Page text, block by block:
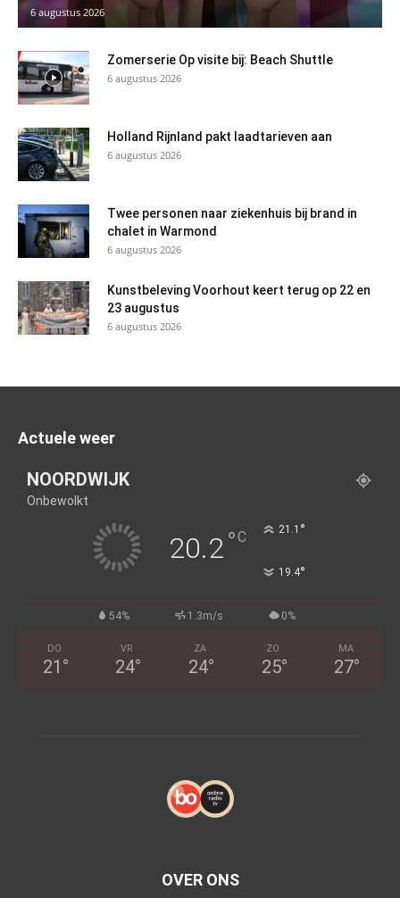
6 augustus 2026
Zomerserie Op visite bij: Beach Shuttle
6 augustus 2026
Holland Rijnland pakt laadtarieven aan
6 augustus 2026
Twee personen naar ziekenhuis bij brand in
chalet in Warmond
6 augustus 2026
Kunstbeleving Voorhout keert terug op 22 en
23 augustus
6 augustus 2026
Actuele weer
NOORDWIJK
Onbewolkt
20.2°C 21.1 °
19.4°
54% 1.3m/s 0%
DO
21 °
VR
24°
ZA
24°
ZO
25°
MA
27°
OVER ONS